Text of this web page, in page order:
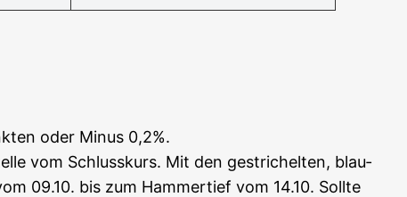
oder Minus 0,2%.
vom Schluss­kurs. Mit den gestri­chel­ten, blau­
09.10. bis zum Ham­mer­tief vom 14.10. Soll­te